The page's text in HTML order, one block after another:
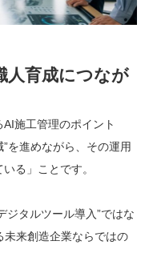
人育成につなが
施工管理のポイント
を進めながら、その運用
る」ことです。
ジタルツール導入”ではな
未来創造企業ならではの